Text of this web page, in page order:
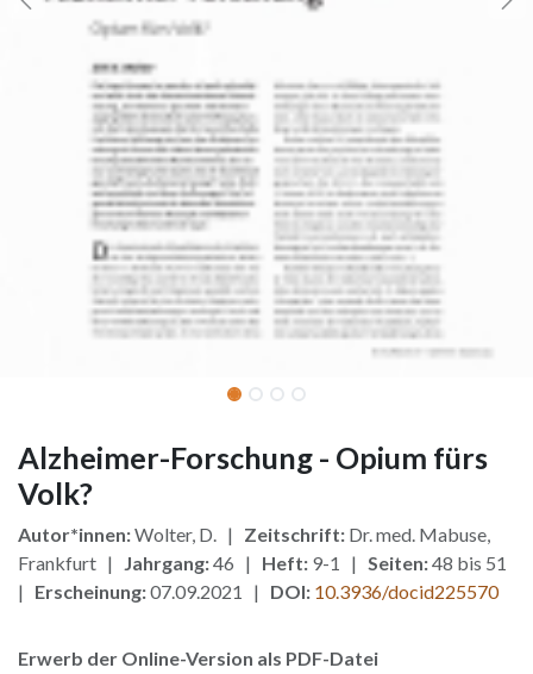
Alzheimer-Forschung - Opium fürs
Volk?
Autor*innen:Wolter, D. | Zeitschrift: Dr. med. Mabuse,
Frankfurt | Jahrgang:46 | Heft: 9-1 | Seiten:48 bis 51
| Erscheinung:07.09.2021 | DOI: 10.3936/docid225570
Erwerb der Online-Version als PDF-Datei